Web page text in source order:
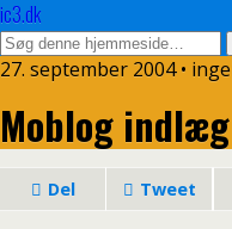
ic3.dk
27. september 2004 •
Moblog
Del Tweet